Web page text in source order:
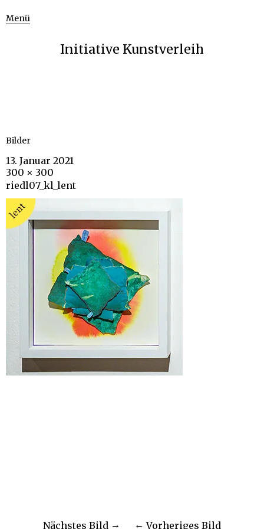
Menü
Initiative Kunstverleih
Bilder
13. Januar 2021
300 × 300
riedl07_kl_lent
Nächstes Bild Vorheriges Bild